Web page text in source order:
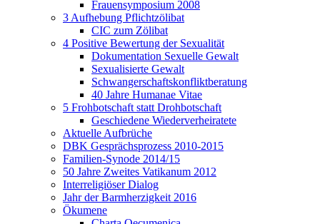
Frauensymposium 2008
3 Aufhebung Pflichtzölibat
CIC zum Zölibat
4 Positive Bewertung der Sexualität
Dokumentation Sexuelle Gewalt
Sexualisierte Gewalt
Schwangerschaftskonfliktberatung
40 Jahre Humanae Vitae
5 Frohbotschaft statt Drohbotschaft
Geschiedene Wiederverheiratete
Aktuelle Aufbrüche
DBK Gesprächsprozess 2010-2015
Familien-Synode 2014/15
50 Jahre Zweites Vatikanum 2012
Interreligiöser Dialog
Jahr der Barmherzigkeit 2016
Ökumene